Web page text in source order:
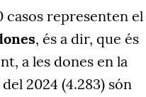
casos representen el
, és a dir, que és
a les dones en la
2024 (4.283) són